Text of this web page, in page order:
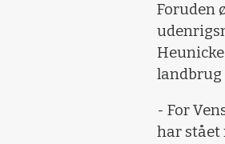
Foruden
landbrug
- For
har stået